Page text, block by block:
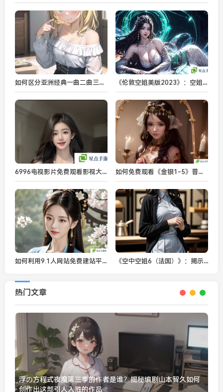
如何区分亚洲经典一曲二曲三曲小说？探索其中的情节、人物与文化差异 《伦敦空姐美版2023》：空姐职业背后的艰辛与成长，你看懂了吗？
6996电视影片免费观看影视大全：免费畅享高清影视资源，如何实现随时随地观看？ 如何免费观看《金银1-5》普通话版1—5集？点击观看精彩剧情与观众热评！
如何利用9.1人网站免费建站平台实现个人网站快速上线：功能、优缺点和优化策略 《空中空姐6（法国）》：揭示空乘职业背后的挑战与成长
热门文章
浮の方程式夜魔第三季的作者是谁？揭秘编剧山本智久如何
创作出这部引人入胜的作品